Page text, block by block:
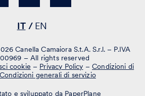
IT EN
Canella Camaiora S.t.A. S.r.l. – P.IVA
– All rights reserved
cookie – Privacy Policy –Condizioni di
Condizioni generali di servizio
e sviluppato da PaperPlane